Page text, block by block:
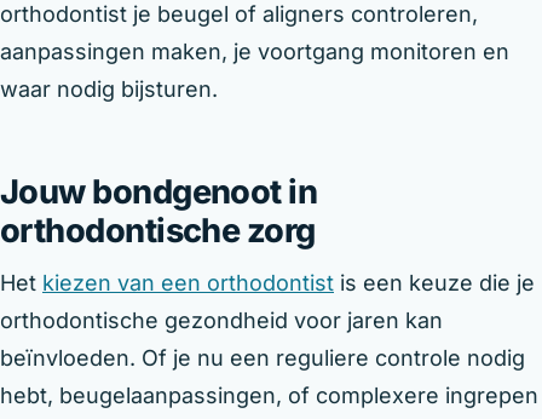
orthodontist je beugel of aligners controleren,
aanpassingen maken, je voortgang monitoren en
waar nodig bijsturen.
Jouw bondgenoot in
orthodontische zorg
Het kiezen van een orthodontist is een keuze die je
orthodontische gezondheid voor jaren kan
beïnvloeden. Of je nu een reguliere controle nodig
hebt, beugelaanpassingen, of complexere ingrepen